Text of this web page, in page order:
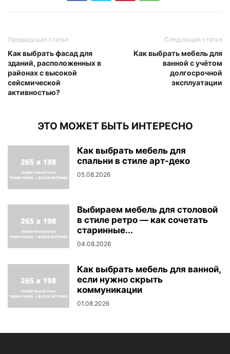
Предыдущая статья
Как выбрать фасад для
зданий, расположенных в
районах с высокой
сейсмической
активностью?
Следующая статья
Как выбрать мебель для
ванной с учётом
долгосрочной
эксплуатации
ЭТО МОЖЕТ БЫТЬ ИНТЕРЕСНО
Как выбрать мебель для
спальни в стиле арт-деко
05.08.2026
Выбираем мебель для столовой
в стиле ретро — как сочетать
старинные...
04.08.2026
Как выбрать мебель для ванной,
если нужно скрыть
коммуникации
01.08.2026